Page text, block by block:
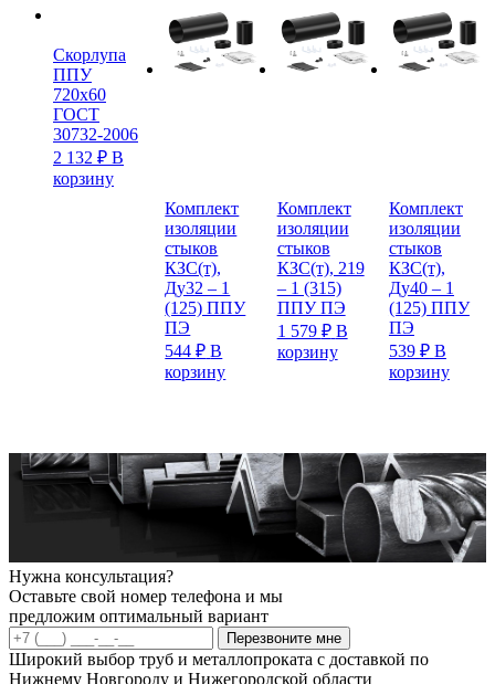
Скорлупа
ППУ
720х60
ГОСТ
30732-2006
2 132 ₽ В
корзину
Комплект
изоляции
стыков
КЗС(т),
Ду32 – 1
(125) ППУ
ПЭ
544₽ В
корзину
Комплект
изоляции
стыков
КЗС(т), 219
– 1 (315)
ППУ ПЭ
1 579 ₽ В
корзину
Комплект
изоляции
стыков
КЗС(т),
Ду40 – 1
(125) ППУ
ПЭ
539 ₽ В
корзину
Нужна консультация?
Оставьте свой номер телефона и мы
предложим оптимальный вариант
Перезвоните мне
Широкий выбор труб и металлопроката с доставкой по
Нижнему Новгороду и Нижегородской области